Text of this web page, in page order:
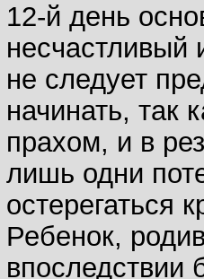
12-й день
несчастливый
не следует
начинать, так
прахом, и в
лишь одни
остерегаться
Ребенок,
впоследствии